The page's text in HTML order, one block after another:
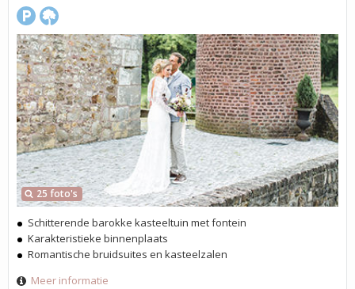
25 foto's
Schitterende barokke kasteeltuin met fontein
Karakteristieke binnenplaats
Romantische bruidsuites en kasteelzalen
Meer informatie